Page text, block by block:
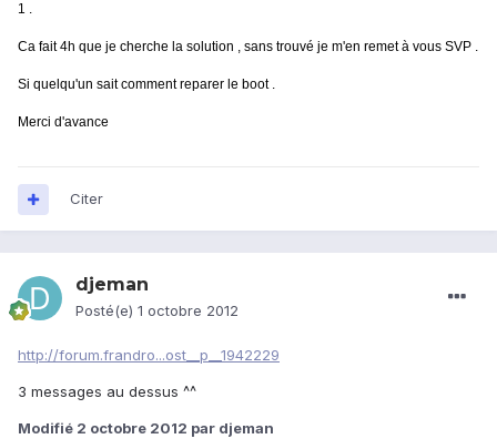
1 .
Ca fait 4h que je cherche la solution , sans trouvé je m'en remet à vous SVP .
Si quelqu'un sait comment reparer le boot .
Merci d'avance
Citer
djeman
Posté(e) 1 octobre 2012
http://forum.frandro...ost__p__1942229
3 messages au dessus ^^
Modifié 2 octobre 2012 par djeman